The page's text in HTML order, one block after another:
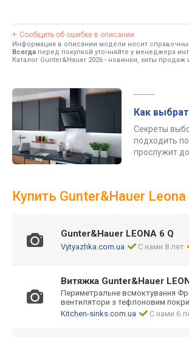
Сообщить об ошибке в описании
Информация в описании модели носит
Всегда перед покупкой уточняйте у менеджера
Каталог Gunter&Hauer 2026 - новинки, хиты продаж
Как
Секреты
подходить
прослужит
Купить Gunter&Hauer Leona
Gunter&Hauer LEONA 6 Q
Vytyazhka.com.ua С нами 8 лет
Витяжка Gunter&Hauer
Периметральне всмоктування
вентилятори з тефлоновим
Kitchen-sinks.com.ua
С нами 6